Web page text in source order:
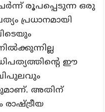
രൂപപ്പെടുന്ന ഒരു
പ്രധാനമായി
ഈ
അതിന്